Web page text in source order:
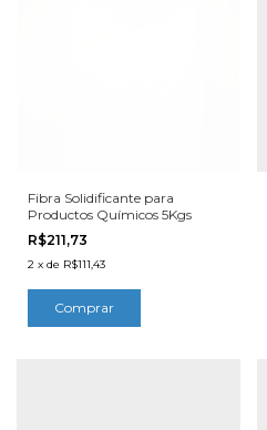
Fibra Solidificante para
Productos Químicos 5Kgs
R$211,73
2 x de R$111,43